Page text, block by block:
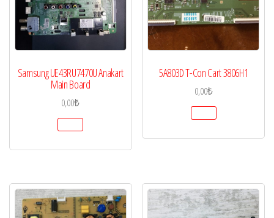
Samsung UE43RU7470U Anakart
Main Board
0,00₺
5A803D T-Con Cart 3806H1
0,00₺